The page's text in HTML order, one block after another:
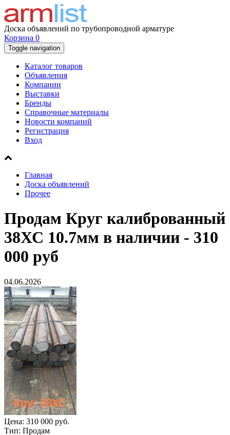
Доска объявлений по трубопроводной арматуре
Корзина 0
Toggle navigation
Каталог товаров
Объявления
Компании
Выставки
Бренды
Справочные материалы
Новости компаний
Регистрация
Вход
Главная
Доска объявлений
Прочее
Продам Круг калиброванный
38ХС 10.7мм в наличии - 310
000 руб
04.06.2026
Цена: 310 000 руб.
Тип: Продам